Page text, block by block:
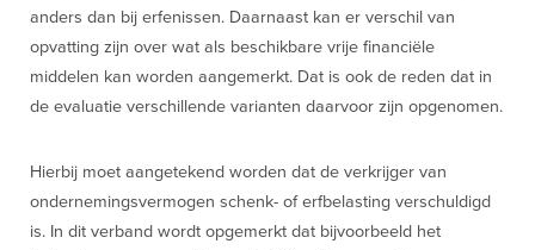
anders dan bij erfenissen. Daarnaast kan er verschil van
opvatting zijn over wat als beschikbare vrije financiële
middelen kan worden aangemerkt. Dat is ook de reden dat in
de evaluatie verschillende varianten daarvoor zijn opgenomen.
Hierbij moet aangetekend worden dat de verkrijger van
ondernemingsvermogen schenk- of erfbelasting verschuldigd
is. In dit verband wordt opgemerkt dat bijvoorbeeld het